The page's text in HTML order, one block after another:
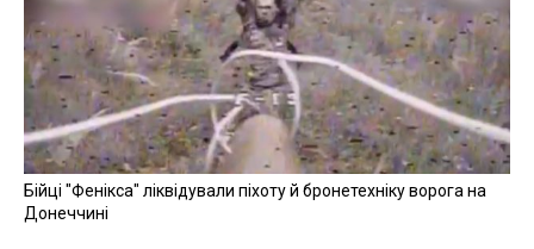
Бійці "Фенікса" ліквідували піхоту й бронетехніку ворога на
Донеччині